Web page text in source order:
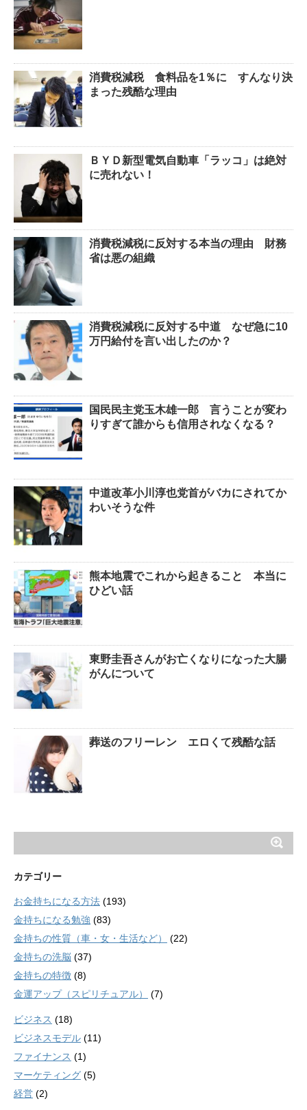
消費税減税 食料品を1％に すんなり決
まった残酷な理由
ＢＹＤ新型電気自動車「ラッコ」は絶対
に売れない！
消費税減税に反対する本当の理由 財務
省は悪の組織
消費税減税に反対する中道 なぜ急に10
万円給付を言い出したのか？
国民民主党玉木雄一郎 言うことが変わ
りすぎて誰からも信用されなくなる？
中道改革小川淳也党首がバカにされてか
わいそうな件
熊本地震でこれから起きること 本当に
ひどい話
東野圭吾さんがお亡くなりになった大腸
がんについて
葬送のフリーレン エロくて残酷な話
カテゴリー
お金持ちになる方法 (193)
金持ちになる勉強 (83)
金持ちの性質（車・女・生活など）
(22)
金持ちの洗脳 (37)
金持ちの特徴 (8)
金運アップ（スピリチュアル）
(7)
ビジネス (18)
ビジネスモデル (11)
ファイナンス (1)
マーケティング (5)
経営 (2)